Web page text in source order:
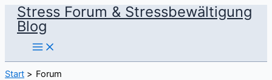
Zum
Inhalt
Stress Forum & Stressbewältigung
Blog
Start Forum